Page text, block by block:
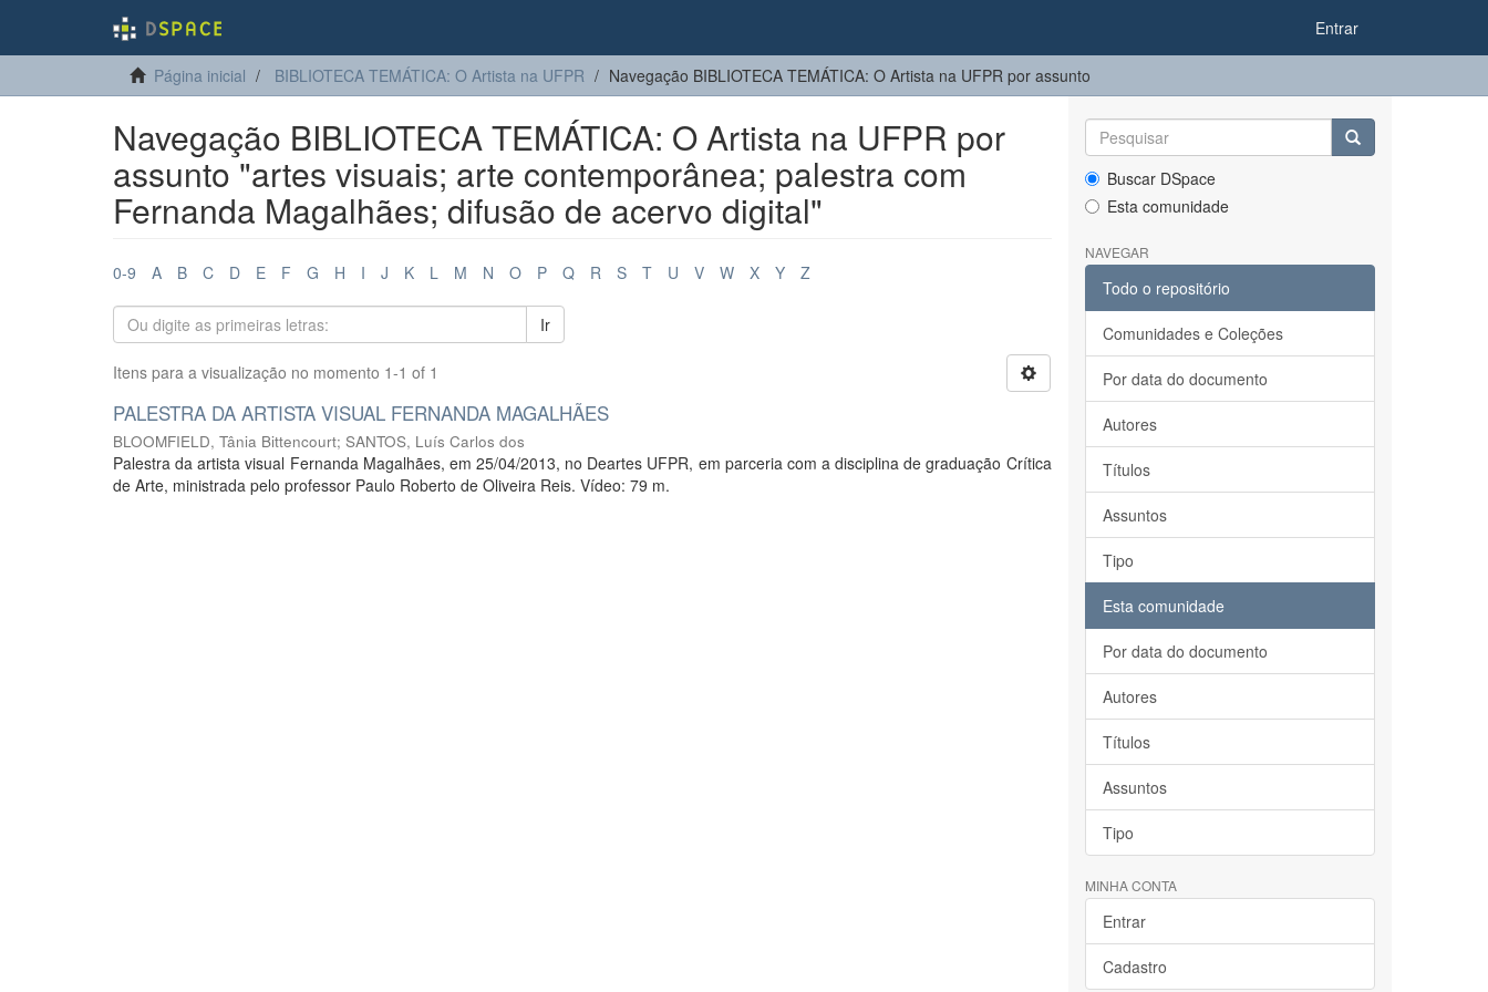
Entrar
Página inicial BIBLIOTECA TEMÁTICA: O Artista na UFPR Navegação BIBLIOTECA TEMÁTICA: O Artista na UFPR por assunto
Navegação BIBLIOTECA TEMÁTICA: O Artista na UFPR por
assunto "artes visuais; arte contemporânea; palestra com
Fernanda Magalhães; difusão de acervo digital"
0-9 A B C D E F G H I J K L M N O P Q R S T U V W X Y Z
Ir
Itens para a visualização no momento 1-1 of 1
PALESTRA DA ARTISTA VISUAL FERNANDA MAGALHÃES
BLOOMFIELD, Tânia Bittencourt; SANTOS, Luís Carlos dos
Palestra da artista visual Fernanda Magalhães, em 25/04/2013, no Deartes UFPR, em parceria com a disciplina de graduação Crítica
de Arte, ministrada pelo professor Paulo Roberto de Oliveira Reis. Vídeo: 79 m.
Buscar DSpace
Esta comunidade
NAVEGAR
Todo o repositório
Comunidades e Coleções
Por data do documento
Autores
Títulos
Assuntos
Tipo
Esta comunidade
Por data do documento
Autores
Títulos
Assuntos
Tipo
MINHA CONTA
Entrar
Cadastro